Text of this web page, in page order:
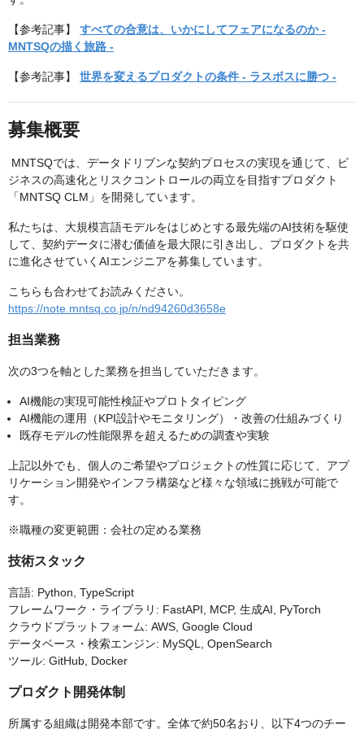
【参考記事】 すべての合意は、いかにしてフェアになるのか -
MNTSQの描く旅路 -
【参考記事】 世界を変えるプロダクトの条件 - ラスボスに勝つ -
募集概要
MNTSQでは、データドリブンな契約プロセスの実現を通じて、ビ
ジネスの高速化とリスクコントロールの両立を目指すプロダクト
「MNTSQ CLM」を開発しています。
私たちは、大規模言語モデルをはじめとする最先端のAI技術を駆使
して、契約データに潜む価値を最大限に引き出し、プロダクトを共
に進化させていくAIエンジニアを募集しています。
こちらも合わせてお読みください。
https://note.mntsq.co.jp/n/nd94260d3658e
担当業務
次の3つを軸とした業務を担当していただきます。
AI機能の実現可能性検証やプロトタイピング
AI機能の運用（KPI設計やモニタリング）・改善の仕組みづくり
既存モデルの性能限界を超えるための調査や実験
上記以外でも、個人のご希望やプロジェクトの性質に応じて、アプ
リケーション開発やインフラ構築など様々な領域に挑戦が可能で
す。
※職種の変更範囲：会社の定める業務
技術スタック
言語: Python, TypeScript
フレームワーク・ライブラリ: FastAPI, MCP, 生成AI, PyTorch
クラウドプラットフォーム: AWS, Google Cloud
データベース・検索エンジン: MySQL, OpenSearch
ツール: GitHub, Docker
プロダクト開発体制
所属する組織は開発本部です。全体で約50名おり、以下4つのチー